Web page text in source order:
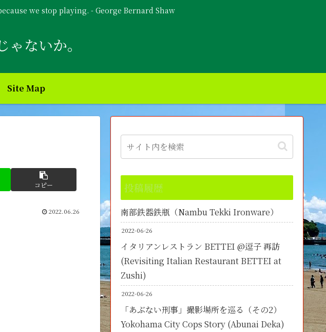
we stop playing. - George Bernard Shaw
ないか。
Site Map
コピー
2022.06.26
投稿履歴
南部鉄器鉄瓶（Nambu Tekki Ironware）
2022-06-26
イタリアンレストラン BETTEI @逗子 再訪
(Revisiting Italian Restaurant BETTEI at
Zushi)
2022-06-26
「あぶない刑事」撮影場所を巡る（その2）
Yokohama City Cops Story (Abunai Deka)